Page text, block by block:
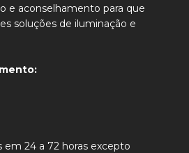
e aconselhamento para que
soluções de iluminação e
em 24 a 72 horas excepto